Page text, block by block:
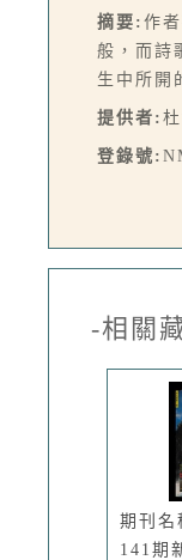
摘要: 作
般，而詩
生中所開
提供者:
登錄號:
-相關
期刊名
141期